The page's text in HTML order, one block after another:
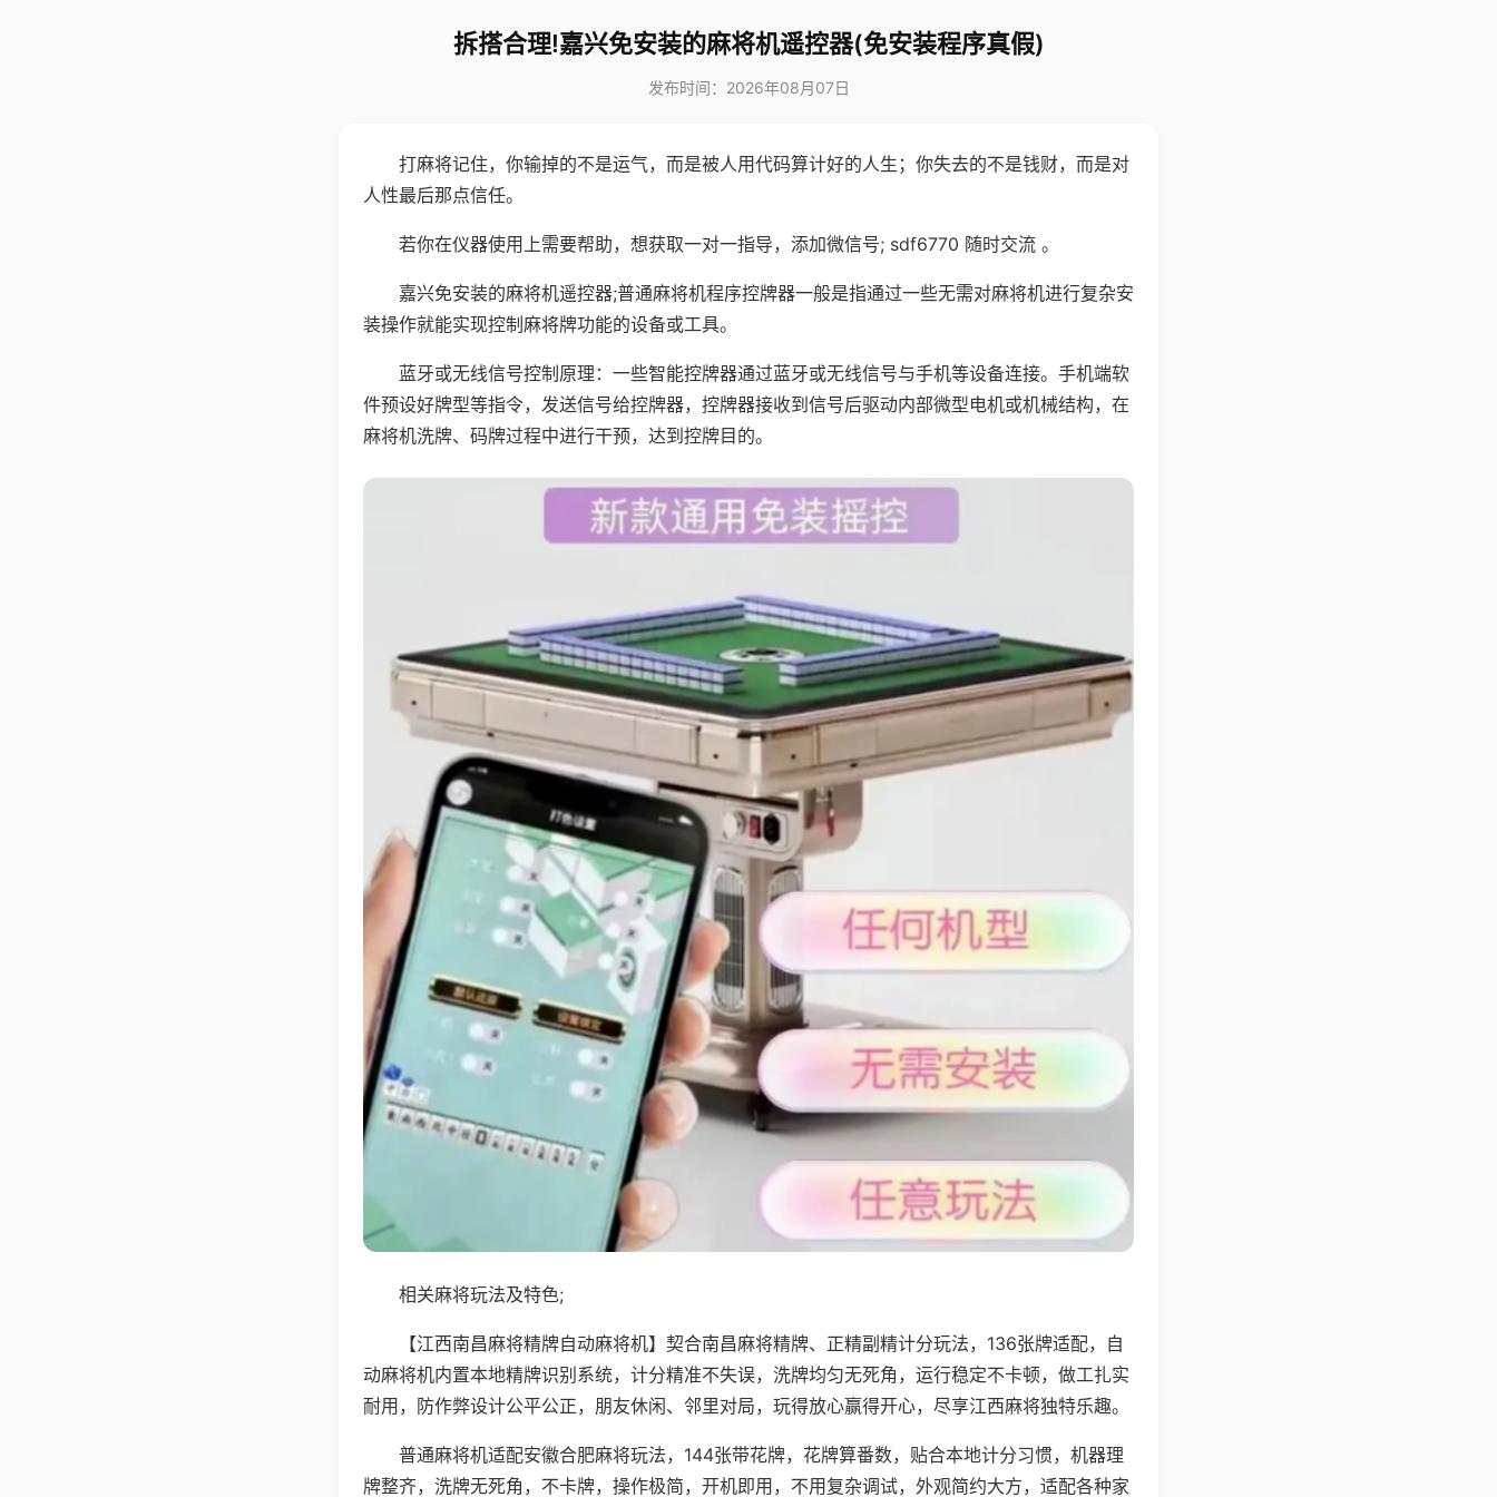
拆搭合理!嘉兴免安装的麻将机遥控器(免安装程序真假)
发布时间：2026年08月07日
打麻将记住，你输掉的不是运气，而是被人用代码算计好的人生；你失去的不是钱财，而是对
人性最后那点信任。
若你在仪器使用上需要帮助，想获取一对一指导，添加微信号; sdf6770 随时交流 。
嘉兴免安装的麻将机遥控器;普通麻将机程序控牌器一般是指通过一些无需对麻将机进行复杂安
装操作就能实现控制麻将牌功能的设备或工具。
蓝牙或无线信号控制原理：一些智能控牌器通过蓝牙或无线信号与手机等设备连接。手机端软
件预设好牌型等指令，发送信号给控牌器，控牌器接收到信号后驱动内部微型电机或机械结构，在
麻将机洗牌、码牌过程中进行干预，达到控牌目的。
相关麻将玩法及特色;
【江西南昌麻将精牌自动麻将机】契合南昌麻将精牌、正精副精计分玩法，136张牌适配，自
动麻将机内置本地精牌识别系统，计分精准不失误，洗牌均匀无死角，运行稳定不卡顿，做工扎实
耐用，防作弊设计公平公正，朋友休闲、邻里对局，玩得放心赢得开心，尽享江西麻将独特乐趣。
普通麻将机适配安徽合肥麻将玩法，144张带花牌，花牌算番数，贴合本地计分习惯，机器理
牌整齐，洗牌无死角，不卡牌，操作极简，开机即用，不用复杂调试，外观简约大方，适配各种家